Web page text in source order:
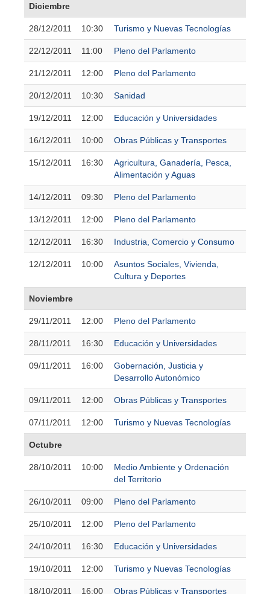
Diciembre
28/12/2011 10:30 Turismo y Nuevas Tecnologías
22/12/2011 11:00 Pleno del Parlamento
21/12/2011 12:00 Pleno del Parlamento
20/12/2011 10:30 Sanidad
19/12/2011 12:00 Educación y Universidades
16/12/2011 10:00 Obras Públicas y Transportes
15/12/2011 16:30
Agricultura, Ganadería, Pesca,
Alimentación y Aguas
14/12/2011 09:30 Pleno del Parlamento
13/12/2011 12:00 Pleno del Parlamento
12/12/2011 16:30 Industria, Comercio y Consumo
12/12/2011 10:00
Asuntos Sociales, Vivienda,
Cultura y Deportes
Noviembre
29/11/2011 12:00 Pleno del Parlamento
28/11/2011 16:30 Educación y Universidades
09/11/2011 16:00
Gobernación, Justicia y
Desarrollo Autonómico
09/11/2011 12:00 Obras Públicas y Transportes
07/11/2011 12:00 Turismo y Nuevas Tecnologías
Octubre
28/10/2011 10:00
Medio Ambiente y Ordenación
del Territorio
26/10/2011 09:00 Pleno del Parlamento
25/10/2011 12:00 Pleno del Parlamento
24/10/2011 16:30 Educación y Universidades
19/10/2011 12:00 Turismo y Nuevas Tecnologías
18/10/2011 16:00 Obras Públicas y Transportes